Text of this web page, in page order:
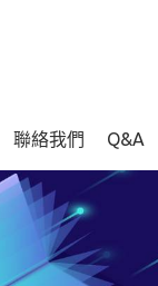
聯絡我們 Q&A